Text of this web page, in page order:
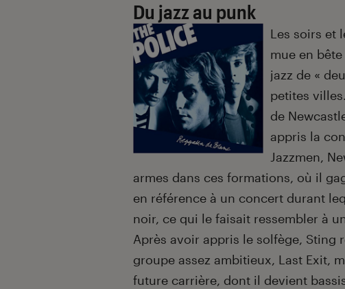
Du jazz au punk
Les soirs et
mue en
jazz de «
petites
de
appris la
Jazzmen,
armes dans ces formations, où il
en référence à un concert durant
noir, ce qui le faisait ressembler à
Après avoir appris le solfège, Sting
groupe assez ambitieux, Last Exit,
future carrière, dont il devient